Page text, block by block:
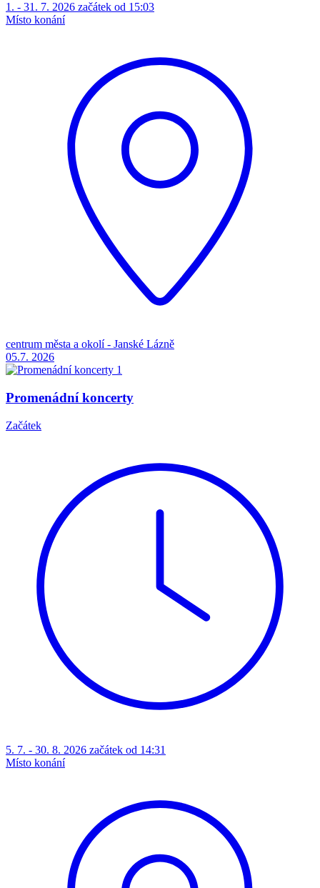
1. - 31. 7. 2026 začátek od 15:03
Místo konání
centrum města a okolí - Janské Lázně
05.7. 2026
Promenádní koncerty
Začátek
5. 7. - 30. 8. 2026 začátek od 14:31
Místo konání